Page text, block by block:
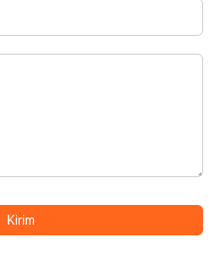
Kirim